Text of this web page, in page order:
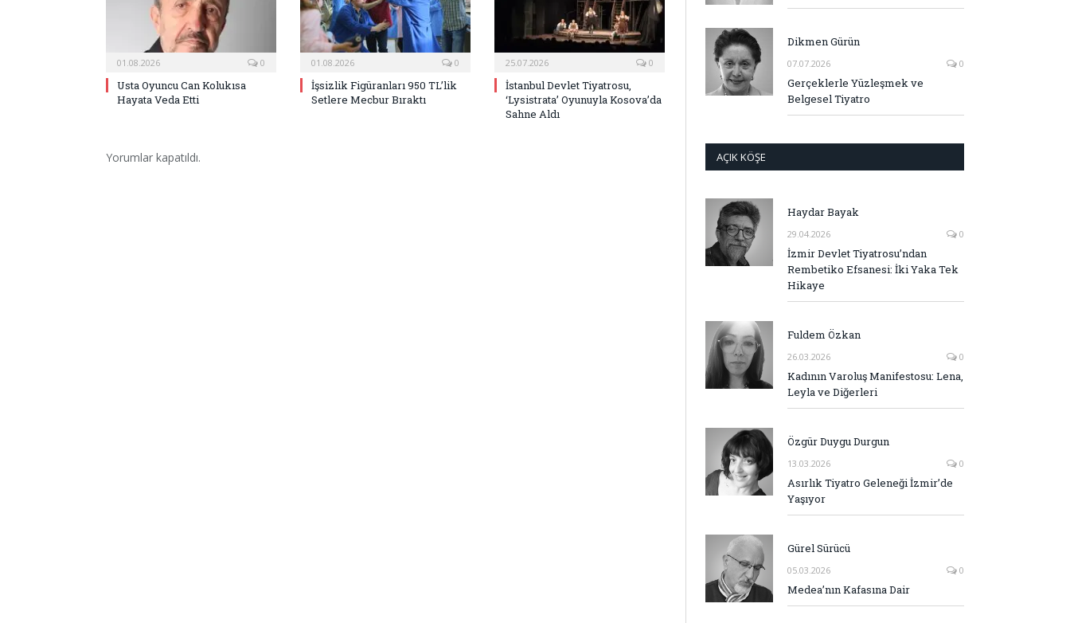
01.08.2026 0
Usta Oyuncu Can Kolukısa
Hayata Veda Etti
01.08.2026 0
İşsizlik Figüranları 950 TL’lik
Setlere Mecbur Bıraktı
25.07.2026 0
İstanbul Devlet Tiyatrosu,
‘Lysistrata’ Oyunuyla Kosova’da
Sahne Aldı
Yorumlar kapatıldı.
Dikmen Gürün
07.07.2026 0
Gerçeklerle Yüzleşmek ve
Belgesel Tiyatro
AÇIK KÖŞE
Haydar Bayak
29.04.2026 0
İzmir Devlet Tiyatrosu’ndan
Rembetiko Efsanesi: İki Yaka Tek
Hikaye
Fuldem Özkan
26.03.2026 0
Kadının Varoluş Manifestosu: Lena,
Leyla ve Diğerleri
Özgür Duygu Durgun
13.03.2026 0
Asırlık Tiyatro Geleneği İzmir’de
Yaşıyor
Gürel Sürücü
05.03.2026 0
Medea’nın Kafasına Dair